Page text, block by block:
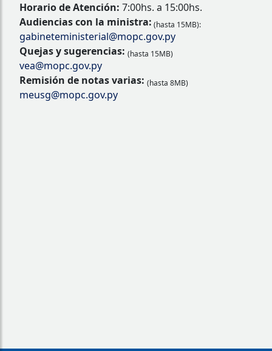
Horario de Atención: 7:00hs. a 15:00hs.
Audiencias con la ministra: (hasta 15MB):
gabineteministerial@mopc.gov.py
Quejas y sugerencias: (hasta 15MB)
vea@mopc.gov.py
Remisión de notas varias: (hasta 8MB)
meusg@mopc.gov.py